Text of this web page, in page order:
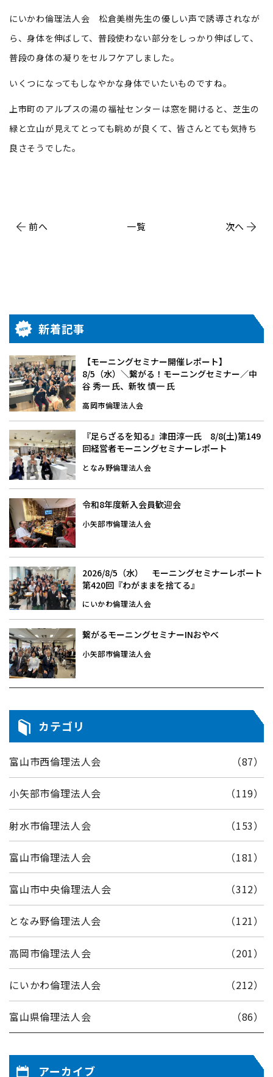
にいかわ倫理法人会 松倉美樹先生の優しい声で誘導されなが
ら、身体を伸ばして、普段使わない部分をしっかり伸ばして、
普段の身体の凝りをセルフケアしました。
いくつになってもしなやかな身体でいたいものですね。
上市町のアルプスの湯の福祉センターは窓を開けると、芝生の
緑と立山が見えてとっても眺めが良くて、皆さんとても気持ち
良さそうでした。
前へ 一覧 次へ
新着記事
【モーニングセミナー開催レポート】
8/5（水）＼繋がる！モーニングセミナー／中
谷 秀一 氏、新牧 慎一 氏
高岡市倫理法人会
『足らざるを知る』津田淳一氏 8/8(土)第149
回経営者モーニングセミナーレポート
となみ野倫理法人会
令和8年度新入会員歓迎会
小矢部市倫理法人会
2026/8/5（水） モーニングセミナーレポート
第420回『わがままを捨てる』
にいかわ倫理法人会
繋がるモーニングセミナーINおやべ
小矢部市倫理法人会
カテゴリ
富山市西倫理法人会 （87）
小矢部市倫理法人会 （119）
射水市倫理法人会 （153）
富山市倫理法人会 （181）
富山市中央倫理法人会 （312）
となみ野倫理法人会 （121）
高岡市倫理法人会 （201）
にいかわ倫理法人会 （212）
富山県倫理法人会 （86）
アーカイブ